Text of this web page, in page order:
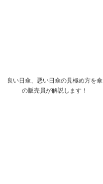
良い日傘、悪い日傘の見極め方を傘
の販売員が解説します！